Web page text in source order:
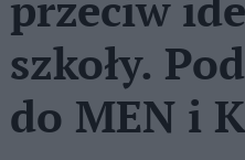
przeciw
szkoły.
do MEN i